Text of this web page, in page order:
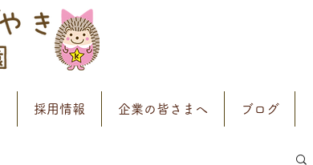
採用情報 企業の皆さまへ ブログ